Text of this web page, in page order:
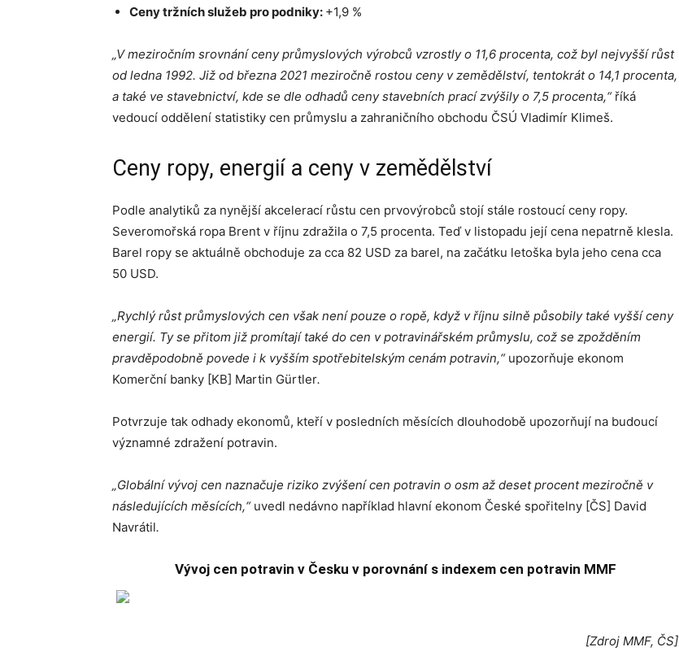
Ceny tržních služeb pro podniky: +1,9 %
„V meziročním srovnání ceny průmyslových výrobců vzrostly o 11,6 procenta, což byl nejvyšší růst
od ledna 1992. Již od března 2021 meziročně rostou ceny v zemědělství, tentokrát o 14,1 procenta,
a také ve stavebnictví, kde se dle odhadů ceny stavebních prací zvýšily o 7,5 procenta,“ říká
vedoucí oddělení statistiky cen průmyslu a zahraničního obchodu ČSÚ Vladimír Klimeš.
Ceny ropy, energií a ceny v zemědělství
Podle analytiků za nynější akcelerací růstu cen prvovýrobců stojí stále rostoucí ceny ropy.
Severomořská ropa Brent v říjnu zdražila o 7,5 procenta. Teď v listopadu její cena nepatrně klesla.
Barel ropy se aktuálně obchoduje za cca 82 USD za barel, na začátku letoška byla jeho cena cca
50 USD.
„Rychlý růst průmyslových cen však není pouze o ropě, když v říjnu silně působily také vyšší ceny
energií. Ty se přitom již promítají také do cen v potravinářském průmyslu, což se zpožděním
pravděpodobně povede i k vyšším spotřebitelským cenám potravin,“upozorňuje ekonom
Komerční banky [KB] Martin Gürtler.
Potvrzuje tak odhady ekonomů, kteří v posledních měsících dlouhodobě upozorňují na budoucí
významné zdražení potravin.
„Globální vývoj cen naznačuje riziko zvýšení cen potravin o osm až deset procent meziročně v
následujících měsících,“ uvedl nedávno například hlavní ekonom České spořitelny [ČS] David
Navrátil.
Vývoj cen potravin v Česku v porovnání s indexem cen potravin MMF
[Zdroj MMF, ČS]